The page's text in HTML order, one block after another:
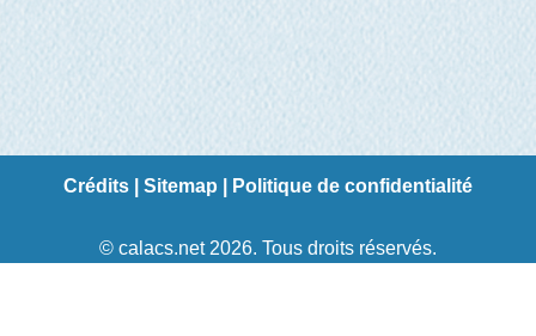
Crédits Sitemap Politique de confidentialité
© calacs.net 2026. Tous droits réservés.